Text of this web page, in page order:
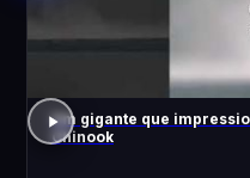
Um gigante que
Chinook